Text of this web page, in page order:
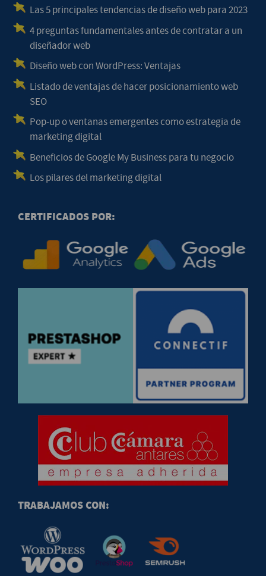
Las 5 principales tendencias de diseño web para 2023
4 preguntas fundamentales antes de contratar a un
diseñador web
Diseño web con WordPress: Ventajas
Listado de ventajas de hacer posicionamiento web
SEO
Pop-up o ventanas emergentes como estrategia de
marketing digital
Beneficios de Google My Business para tu negocio
Los pilares del marketing digital
CERTIFICADOS POR:
TRABAJAMOS CON: